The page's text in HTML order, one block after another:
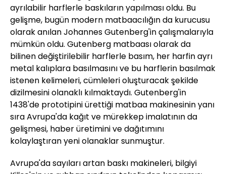
ayrılabilir harflerle baskıların yapılması oldu. Bu
gelişme, bugün modern matbaacılığın da kurucusu
olarak anılan Johannes Gutenberg'in çalışmalarıyla
mümkün oldu. Gutenberg matbaası olarak da
bilinen değiştirilebilir harflerle basım, her harfin ayrı
metal kalıplara basılmasını ve bu harflerin basılmak
istenen kelimeleri, cümleleri oluşturacak şekilde
dizilmesini olanaklı kılmaktaydı. Gutenberg'in
1438'de prototipini ürettiği matbaa makinesinin yanı
sıra Avrupa'da kağıt ve mürekkep imalatının da
gelişmesi, haber üretimini ve dağıtımını
kolaylaştıran yeni olanaklar sunmuştur.
Avrupa'da sayıları artan baskı makineleri, bilgiyi